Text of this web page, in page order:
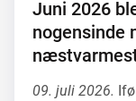
Juni 2026
nogensinde
09. juli 2026.